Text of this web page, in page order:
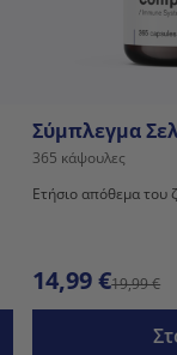
Σύμπλεγμα
365 κάψουλες
Ετήσιο απόθεμα του
14,99 €19,99 €